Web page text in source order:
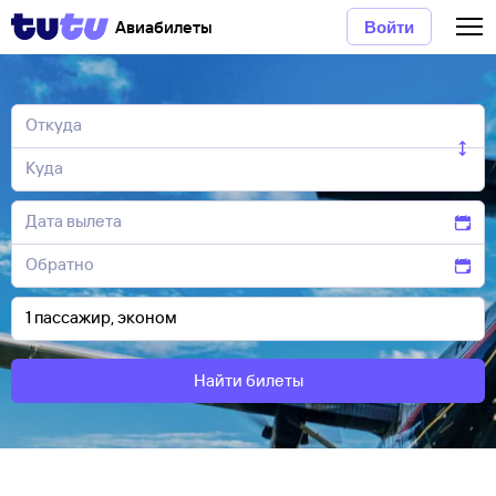
Авиабилеты Войти
Найти билеты